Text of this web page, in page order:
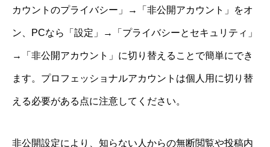
カウントのプライバシー」→「非公開アカウント」をオ
ン、PCなら「設定」→「プライバシーとセキュリティ」
→「非公開アカウント」に切り替えることで簡単にでき
ます。プロフェッショナルアカウントは個人用に切り替
える必要がある点に注意してください。
非公開設定により、知らない人からの無断閲覧や投稿内